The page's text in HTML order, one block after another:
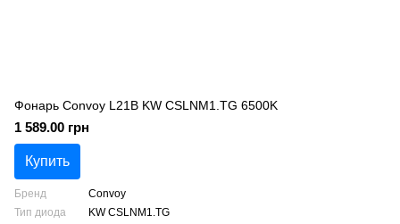
Фонарь Convoy L21B KW CSLNM1.TG 6500K
1 589.00 грн
Купить
Бренд
Convoy
Тип диода
KW CSLNM1.TG